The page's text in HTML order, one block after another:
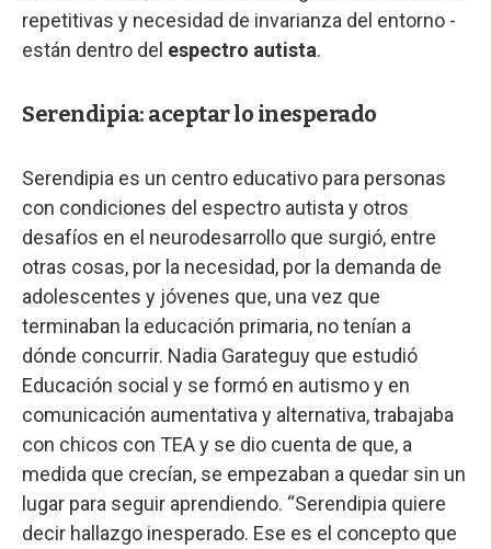
repetitivas y necesidad de invarianza del entorno -
están dentro del espectro autista.
Serendipia: aceptar lo inesperado
Serendipia es un centro educativo para personas
con condiciones del espectro autista y otros
desafíos en el neurodesarrollo que surgió, entre
otras cosas, por la necesidad, por la demanda de
adolescentes y jóvenes que, una vez que
terminaban la educación primaria, no tenían a
dónde concurrir. Nadia Garateguy que estudió
Educación social y se formó en autismo y en
comunicación aumentativa y alternativa, trabajaba
con chicos con TEA y se dio cuenta de que, a
medida que crecían, se empezaban a quedar sin un
lugar para seguir aprendiendo. “Serendipia quiere
decir hallazgo inesperado. Ese es el concepto que